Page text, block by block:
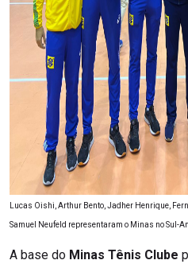
Lucas Oishi, Arthur Bento, Jadher Henrique,
Samuel Neufeld representaram o Minas no Sul-
A base do Minas Tênis Clube